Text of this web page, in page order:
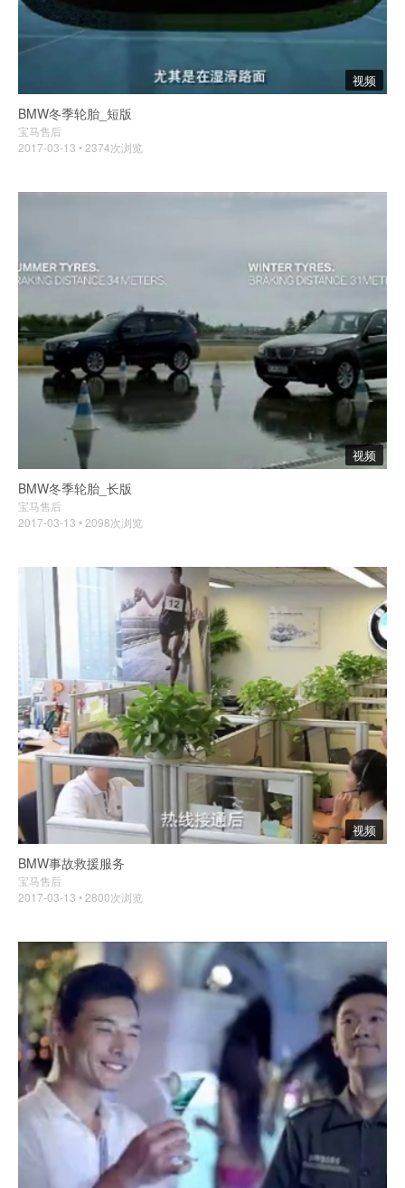
视频
BMW冬季轮胎_短版
宝马售后
2017-03-13 • 2374次浏览
视频
BMW冬季轮胎_长版
宝马售后
2017-03-13 • 2098次浏览
视频
BMW事故救援服务
宝马售后
2017-03-13 • 2800次浏览